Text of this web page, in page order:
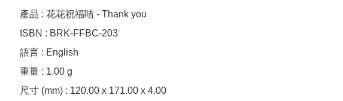
產品 : 花花祝福咭 - Thank you
ISBN : BRK-FFBC-203
語言 : English
重量 : 1.00 g
尺寸 (mm) : 120.00 x 171.00 x 4.00